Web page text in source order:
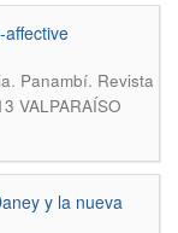
. Panambí. Revista
VALPARAÍSO
y la nueva